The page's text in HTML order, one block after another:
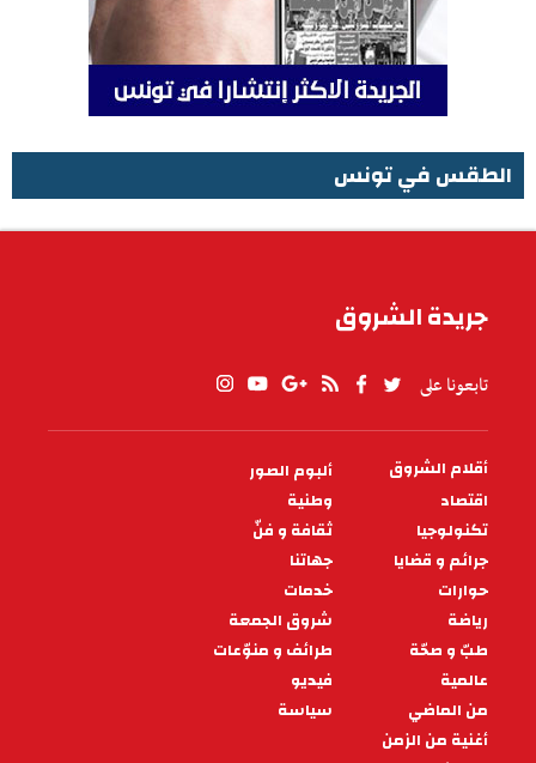
الطقس في تونس
جريدة الشروق
تابعونا على
PIED
DE
PAGE
أقلام الشروق
ألبوم الصور
اقتصاد
وطنية
تكنولوجيا
ثقافة و فنّ
جرائم و قضايا
جهاتنا
حوارات
خدمات
رياضة
شروق الجمعة
طبّ و صحّة
طرائف و منوّعات
عالمية
فيديو
من الماضي
سياسة
أغنية من الزمن